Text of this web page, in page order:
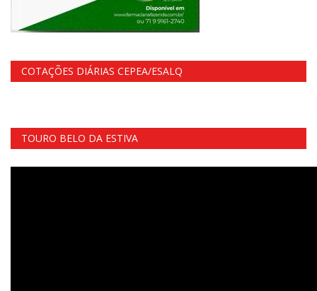
COTAÇÕES DIÁRIAS CEPEA/ESALQ
TOURO BELO DA ESTIVA